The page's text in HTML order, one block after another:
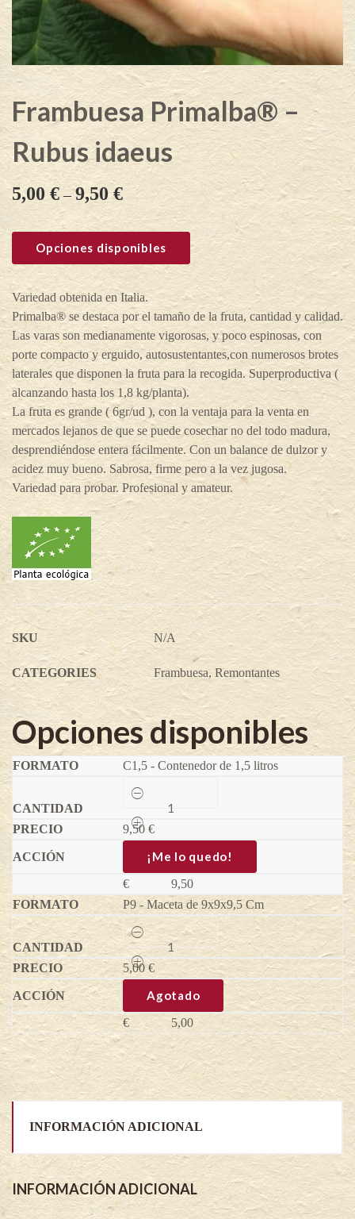
Frambuesa Primalba® –
Rubus idaeus
5,00 €–9,50€
Opciones disponibles
Variedad obtenida en Italia.
Primalba® se destaca por el tamaño de la fruta, cantidad y calidad.
Las varas son medianamente vigorosas, y poco espinosas, con
porte compacto y erguido, autosustentantes,con numerosos brotes
laterales que disponen la fruta para la recogida. Superproductiva (
alcanzando hasta los 1,8 kg/planta).
La fruta es grande ( 6gr/ud ), con la ventaja para la venta en
mercados lejanos de que se puede cosechar no del todo madura,
desprendiéndose entera fácilmente. Con un balance de dulzor y
acidez muy bueno. Sabrosa, firme pero a la vez jugosa.
Variedad para probar. Profesional y amateur.
SKU N/A
CATEGORIES Frambuesa, Remontantes
Opciones disponibles
C1,5 - Contenedor de 1,5 litros
Frambuesa
Primalba®
Rubus
idaeus
quantity
9,50 €
¡Me lo quedo!
€
9,50
P9 - Maceta de 9x9x9,5 Cm
Frambuesa
Primalba®
-
Rubus
idaeus
quantity
5,00 €
Agotado
€ 5,00
INFORMACIÓN ADICIONAL
INFORMACIÓN ADICIONAL